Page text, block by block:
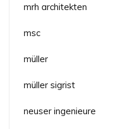
mrh architekten
msc
müller
müller sigrist
neuser ingenieure